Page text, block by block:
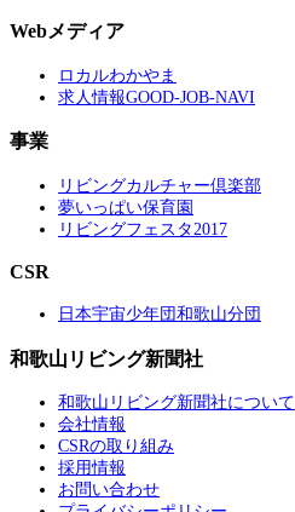
Webメディア
ロカルわかやま
求人情報GOOD-JOB-NAVI
事業
リビングカルチャー倶楽部
夢いっぱい保育園
リビングフェスタ2017
CSR
日本宇宙少年団和歌山分団
和歌山リビング新聞社
和歌山リビング新聞社について
会社情報
CSRの取り組み
採用情報
お問い合わせ